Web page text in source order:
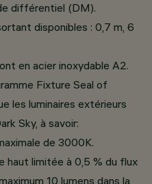
différentiel (DM).
disponibles : 0,7 m, 6
en acier inoxydable A2.
Fixture Seal of
les luminaires extérieurs
Sky, à savoir:
de 3000K.
haut limitée à 0,5 % du flux
10 lumens dans la